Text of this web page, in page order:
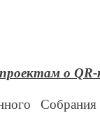
о QR-